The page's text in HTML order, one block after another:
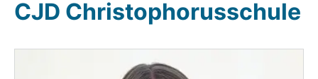
CJD Christophorusschule